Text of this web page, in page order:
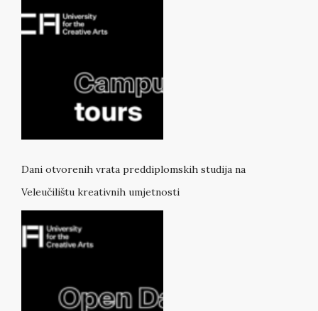
Dani otvorenih vrata preddiplomskih studija na
Veleučilištu kreativnih umjetnosti